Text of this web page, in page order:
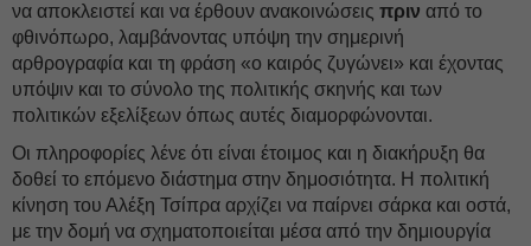
να αποκλειστεί και να έρθουν ανακοινώσεις πριν από το
φθινόπωρο, λαμβάνοντας υπόψη την σημερινή
αρθρογραφία και τη φράση «ο καιρός ζυγώνει» και έχοντας
υπόψιν και το σύνολο της πολιτικής σκηνής και των
πολιτικών εξελίξεων όπως αυτές διαμορφώνονται.
Οι πληροφορίες λένε ότι είναι έτοιμος και η διακήρυξη θα
δοθεί το επόμενο διάστημα στην δημοσιότητα. Η πολιτική
κίνηση του Αλέξη Τσίπρα αρχίζει να παίρνει σάρκα και οστά,
με την δομή να σχηματοποιείται μέσα από την δημιουργία